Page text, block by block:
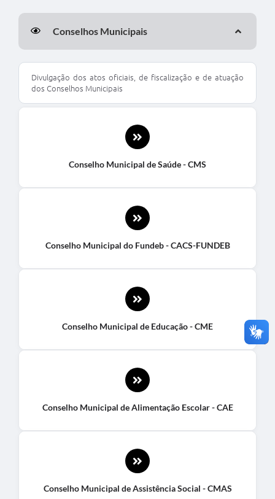
Conselhos Municipais
Divulgação dos atos oficiais, de fiscalização e de atuação
dos Conselhos Municipais
Conselho Municipal de Saúde - CMS
Conselho Municipal do Fundeb - CACS-FUNDEB
Conselho Municipal de Educação - CME
Conselho Municipal de Alimentação Escolar - CAE
Conselho Municipal de Assistência Social - CMAS